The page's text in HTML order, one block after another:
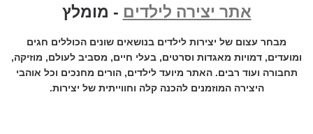
אתר יצירה לילדים - מומלץ
מבחר עצום של יצירות לילדים בנושאים שונים הכוללים חגים
ומועדים, דמויות מאגדות וסרטים, בעלי חיים, מסביב לעולם, מוזיקה,
תחבורה ועוד רבים. האתר מיועד לילדים, הורים מחנכים וכל אוהבי
היצירה המוזמנים להכנה קלה וחווייתית של יצירות.